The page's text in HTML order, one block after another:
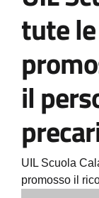
tute
il
UIL Scuola
promosso il